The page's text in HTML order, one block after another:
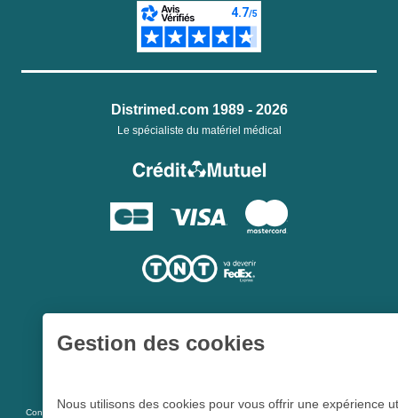
Distrimed.com 1989 - 2026
Le spécialiste du matériel médical
Conformément aux articles L 5213-3 du code de la santé publique et à l’arrêté du
Gestion des cookies
Nous utilisons des cookies pour vous offrir une expérience